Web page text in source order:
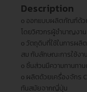
Description
ᴏ ออกแบบผลิตภัณฑ์ด้ว
โดยวิศวกรผู้ชำนาญงาน
ᴏ วัตถุดิบที่ใช้ในการผลิ
สม กับลักษณะการใช้งาน
ᴏ ชิ้นส่วนมีความทานทา
ᴏ ผลิตด้วยเครื่องจักร
ทันสมัยจากญี่ปุ่น